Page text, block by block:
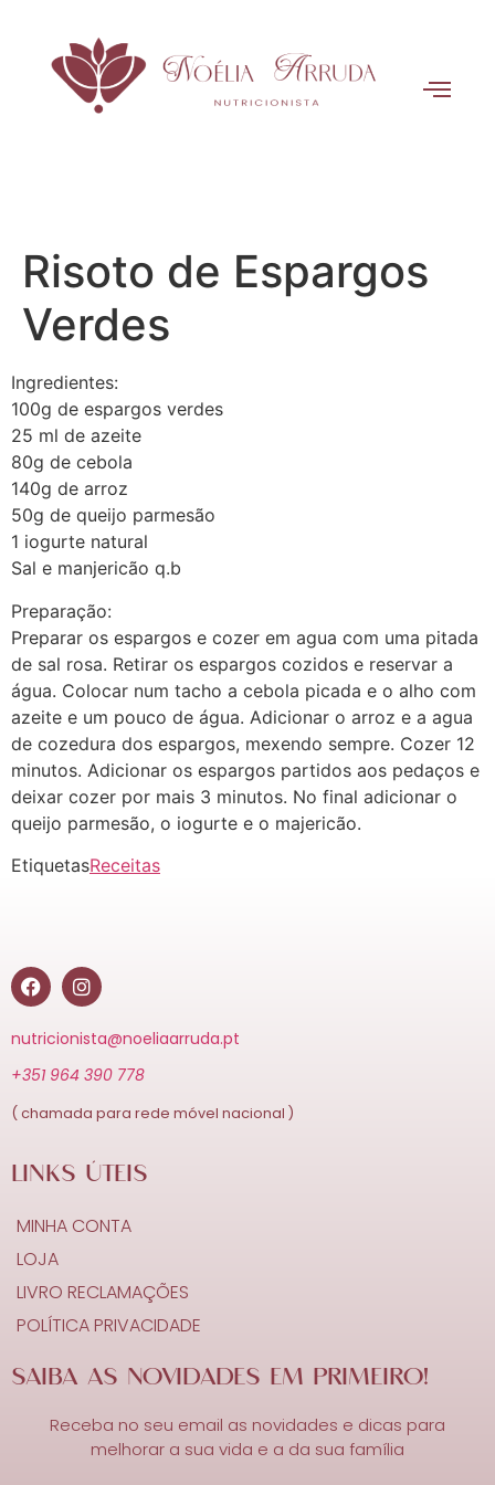
Risoto de Espargos
Verdes
Ingredientes:
100g de espargos verdes
25 ml de azeite
80g de cebola
140g de arroz
50g de queijo parmesão
1 iogurte natural
Sal e manjericão q.b
Preparação:
Preparar os espargos e cozer em agua com uma pitada
de sal rosa. Retirar os espargos cozidos e reservar a
água. Colocar num tacho a cebola picada e o alho com
azeite e um pouco de água. Adicionar o arroz e a agua
de cozedura dos espargos, mexendo sempre. Cozer 12
minutos. Adicionar os espargos partidos aos pedaços e
deixar cozer por mais 3 minutos. No final adicionar o
queijo parmesão, o iogurte e o majericão.
EtiquetasReceitas
nutricionista@noeliaarruda.pt
+351 964 390 778
( chamada para rede móvel nacional )
LINKS ÚTEIS
MINHA CONTA
LOJA
LIVRO RECLAMAÇÕES
POLÍTICA PRIVACIDADE
SAIBA AS NOVIDADES EM PRIMEIRO!
Receba no seu email as novidades e dicas para
melhorar a sua vida e a da sua família